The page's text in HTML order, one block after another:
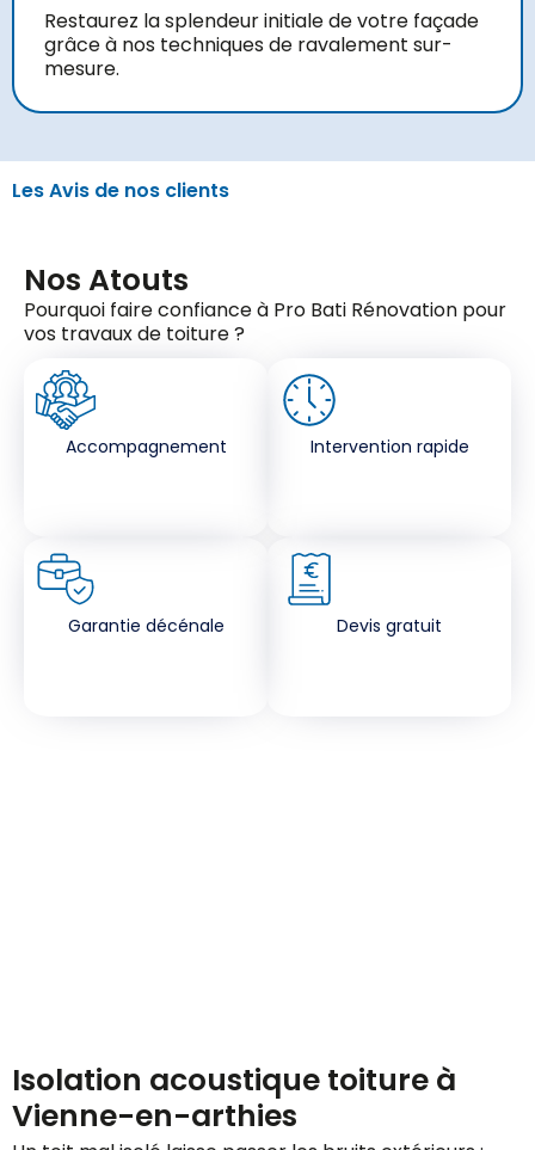
Restaurez la splendeur initiale de votre façade
grâce à nos techniques de ravalement sur-
mesure.
Les Avis de nos clients
Nos Atouts
Pourquoi faire confiance à Pro Bati Rénovation pour
vos travaux de toiture ?
Accompagnement Intervention rapide
Garantie décénale Devis gratuit
Isolation acoustique toiture à
Vienne-en-arthies